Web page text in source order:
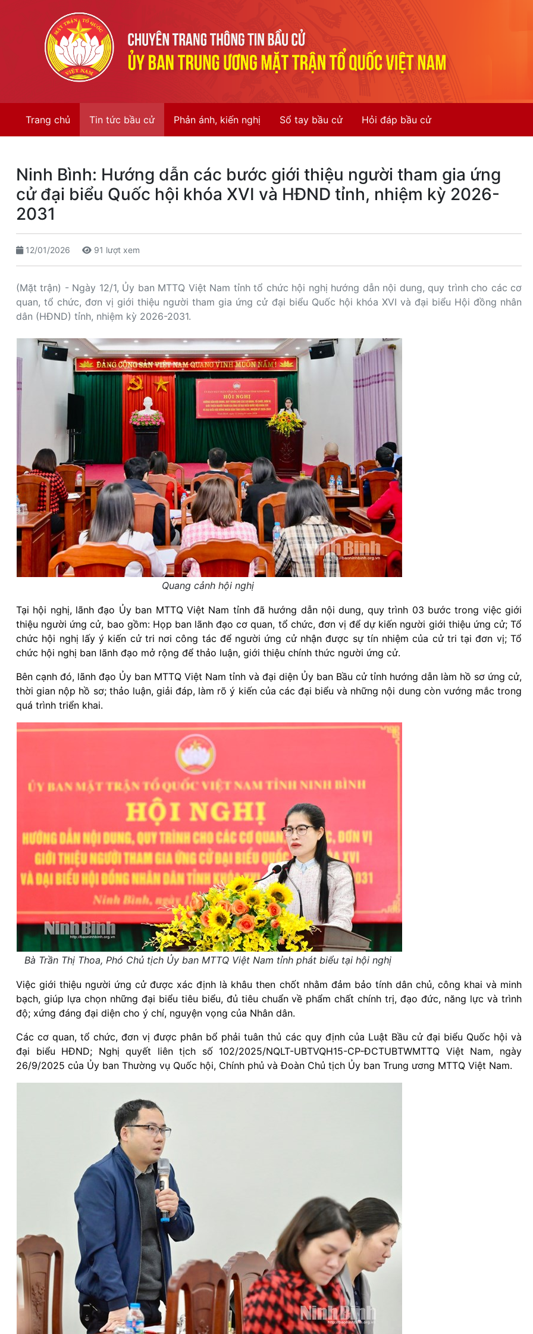
Trang chủ Tin tức bầu cử Phản ánh, kiến nghị Sổ tay bầu cử Hỏi đáp bầu cử
Ninh Bình: Hướng dẫn các bước giới thiệu người tham gia ứng
cử đại biểu Quốc hội khóa XVI và HĐND tỉnh, nhiệm kỳ 2026-
2031
12/01/2026 91 lượt xem
(Mặt trận) - Ngày 12/1, Ủy ban MTTQ Việt Nam tỉnh tổ chức hội nghị hướng dẫn nội dung, quy trình cho các cơ
quan, tổ chức, đơn vị giới thiệu người tham gia ứng cử đại biểu Quốc hội khóa XVI và đại biểu Hội đồng nhân
dân (HĐND) tỉnh, nhiệm kỳ 2026-2031.
Quang cảnh hội nghị
Tại hội nghị, lãnh đạo Ủy ban MTTQ Việt Nam tỉnh đã hướng dẫn nội dung, quy trình 03 bước trong việc giới
thiệu người ứng cử, bao gồm: Họp ban lãnh đạo cơ quan, tổ chức, đơn vị để dự kiến người giới thiệu ứng cử; Tổ
chức hội nghị lấy ý kiến cử tri nơi công tác để người ứng cử nhận được sự tín nhiệm của cử tri tại đơn vị; Tổ
chức hội nghị ban lãnh đạo mở rộng để thảo luận, giới thiệu chính thức người ứng cử.
Bên cạnh đó, lãnh đạo Ủy ban MTTQ Việt Nam tỉnh và đại diện Ủy ban Bầu cử tỉnh hướng dẫn làm hồ sơ ứng cử,
thời gian nộp hồ sơ; thảo luận, giải đáp, làm rõ ý kiến của các đại biểu và những nội dung còn vướng mắc trong
quá trình triển khai.
Bà Trần Thị Thoa, Phó Chủ tịch Ủy ban MTTQ Việt Nam tỉnh phát biểu tại hội nghị
Việc giới thiệu người ứng cử được xác định là khâu then chốt nhằm đảm bảo tính dân chủ, công khai và minh
bạch, giúp lựa chọn những đại biểu tiêu biểu, đủ tiêu chuẩn về phẩm chất chính trị, đạo đức, năng lực và trình
độ; xứng đáng đại diện cho ý chí, nguyện vọng của Nhân dân.
Các cơ quan, tổ chức, đơn vị được phân bổ phải tuân thủ các quy định của Luật Bầu cử đại biểu Quốc hội và
đại biểu HĐND; Nghị quyết liên tịch số 102/2025/NQLT-UBTVQH15-CP-ĐCTUBTWMTTQ Việt Nam, ngày
26/9/2025 của Ủy ban Thường vụ Quốc hội, Chính phủ và Đoàn Chủ tịch Ủy ban Trung ương MTTQ Việt Nam.